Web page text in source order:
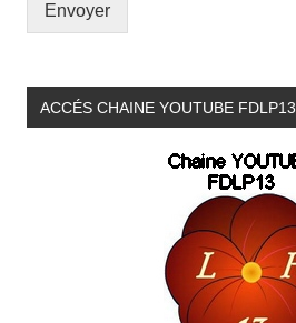
Envoyer
ACCÉS CHAINE YOUTUBE FDLP13